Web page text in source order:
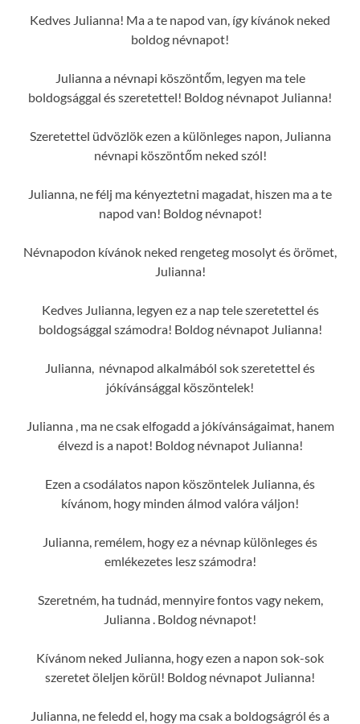
Kedves Julianna! Ma a te napod van, így kívánok neked
boldog névnapot!
Julianna a névnapi köszöntőm, legyen ma tele
boldogsággal és szeretettel! Boldog névnapot Julianna!
Szeretettel üdvözlök ezen a különleges napon, Julianna
névnapi köszöntőm neked szól!
Julianna, ne félj ma kényeztetni magadat, hiszen ma a te
napod van! Boldog névnapot!
Névnapodon kívánok neked rengeteg mosolyt és örömet,
Julianna!
Kedves Julianna, legyen ez a nap tele szeretettel és
boldogsággal számodra! Boldog névnapot Julianna!
Julianna, névnapod alkalmából sok szeretettel és
jókívánsággal köszöntelek!
Julianna , ma ne csak elfogadd a jókívánságaimat, hanem
élvezd is a napot! Boldog névnapot Julianna!
Ezen a csodálatos napon köszöntelek Julianna, és
kívánom, hogy minden álmod valóra váljon!
Julianna, remélem, hogy ez a névnap különleges és
emlékezetes lesz számodra!
Szeretném, ha tudnád, mennyire fontos vagy nekem,
Julianna . Boldog névnapot!
Kívánom neked Julianna, hogy ezen a napon sok-sok
szeretet öleljen körül! Boldog névnapot Julianna!
Julianna, ne feledd el, hogy ma csak a boldogságról és a